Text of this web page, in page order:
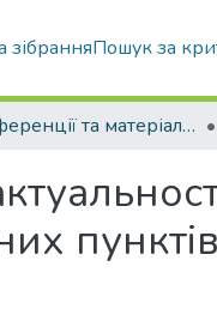
зібранняПошук за
Конференції та матеріали конференцій